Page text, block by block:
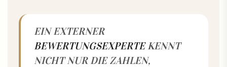
EIN EXTERNER
BEWERTUNGSEXPERTEKENNT
NICHT NUR DIE ZAHLEN,